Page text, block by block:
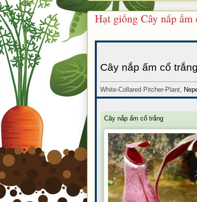
Hạt giống Cây nắp
Cây nắp ấm cổ trắng
White-Collared Pitcher-Plant,
Cây nắp ấm cổ trắng